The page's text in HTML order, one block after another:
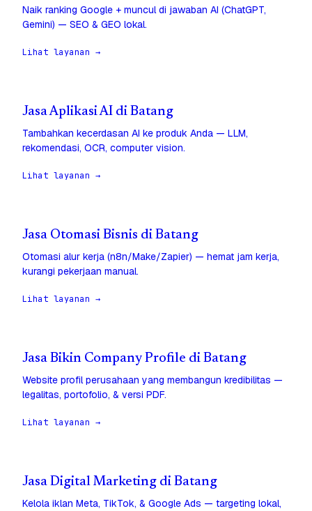
Naik ranking Google + muncul di jawaban AI (ChatGPT,
Gemini) — SEO & GEO lokal.
Lihat layanan →
Jasa Aplikasi AI di Batang
Tambahkan kecerdasan AI ke produk Anda — LLM,
rekomendasi, OCR, computer vision.
Lihat layanan →
Jasa Otomasi Bisnis di Batang
Otomasi alur kerja (n8n/Make/Zapier) — hemat jam kerja,
kurangi pekerjaan manual.
Lihat layanan →
Jasa Bikin Company Profile di Batang
Website profil perusahaan yang membangun kredibilitas —
legalitas, portofolio, & versi PDF.
Lihat layanan →
Jasa Digital Marketing di Batang
Kelola iklan Meta, TikTok, & Google Ads — targeting lokal,